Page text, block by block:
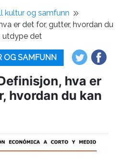
kultur og samfunn
er det for, gutter, hvordan du
utdype det
OG SAMFUNN
hva er
hvordan du kan